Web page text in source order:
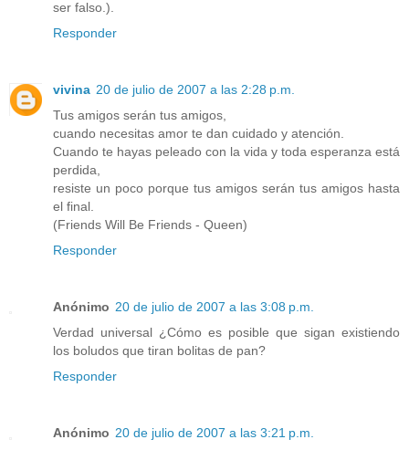
ser falso.).
Responder
vivina 20 de julio de 2007 a las 2:28 p.m.
Tus amigos serán tus amigos,
cuando necesitas amor te dan cuidado y atención.
Cuando te hayas peleado con la vida y toda esperanza está
perdida,
resiste un poco porque tus amigos serán tus amigos hasta
el final.
(Friends Will Be Friends - Queen)
Responder
Anónimo 20 de julio de 2007 a las 3:08 p.m.
Verdad universal ¿Cómo es posible que sigan existiendo
los boludos que tiran bolitas de pan?
Responder
Anónimo 20 de julio de 2007 a las 3:21 p.m.